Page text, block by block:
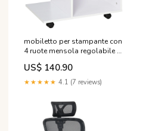
mobiletto per stampante con
4 ruote mensola regolabile e
piano per cpu in legno
bianco 295666 D10-
019V01WT
US$ 140.90
★★★★★ 4.1 (7 reviews)